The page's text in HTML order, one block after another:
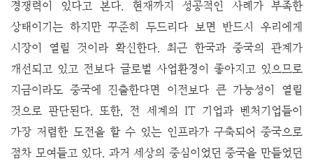
경쟁력이 있다고 본다. 현재까지 성공적인 사례가 부족한
상태이기는 하지만 꾸준히 두드리다 보면 반드시 우리에게
시장이 열릴 것이라 확신한다. 최근 한국과 중국의 관계가
개선되고 있고 전보다 글로벌 사업환경이 좋아지고 있으므로
지금이라도 중국에 진출한다면 이전보다 큰 가능성이 열릴
것으로 판단된다. 또한, 전 세계의 IT 기업과 벤처기업들이
가장 저렴한 도전을 할 수 있는 인프라가 구축되어 중국으로
점차 모여들고 있다. 과거 세상의 중심이었던 중국을 만들었던